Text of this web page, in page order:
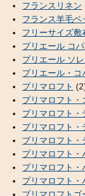
フランスリネン
フランス羊毛ベ
フリーサイズ敷
プリエール コ
プリエール ソ
プリエール・コ
プリマロフト
プリマロフト
プリマロフト・
プリマロフト・
プリマロフト・
プリマロフト・
プリマロフト・
プリマロフト・